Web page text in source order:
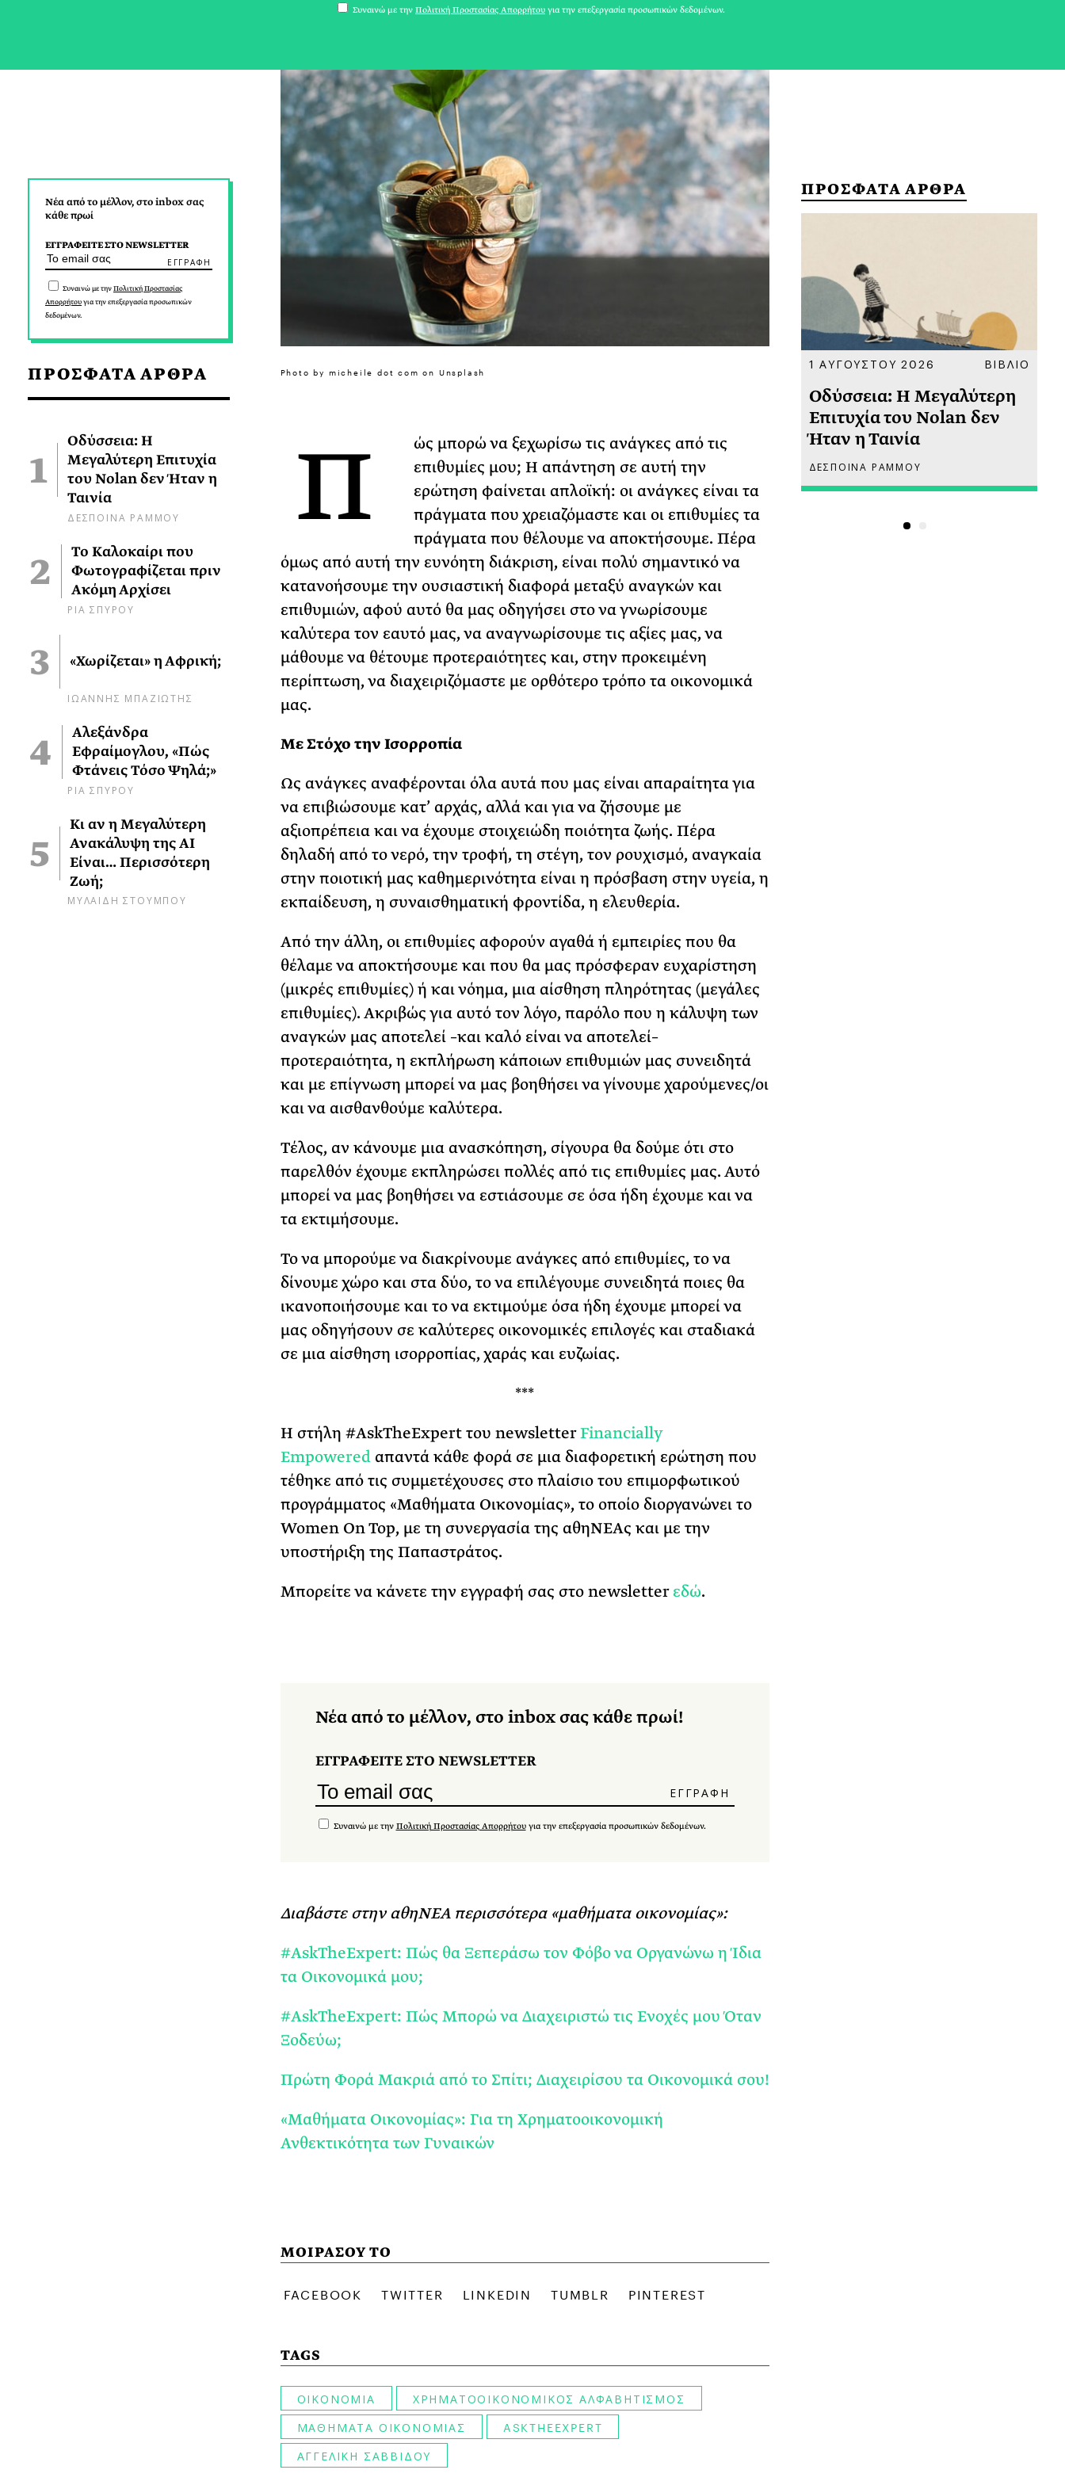
Νέα από το μέλλον, στο inbox σας
κάθε πρωί
ΕΓΓΡΑΦΕΙΤΕ ΣΤΟ NEWSLETTER
Συναινώ με τηνΠολιτική Προστασίας
Απορρήτουγια την επεξεργασία προσωπικών
δεδομένων.
ΠΡΟΣΦΑΤΑ ΑΡΘΡΑ
Οδύσσεια: Η
Μεγαλύτερη Επιτυχία
του Nolan δεν Ήταν η
Ταινία
ΔΕΣΠΟΙΝΑ ΡΑΜΜΟΥ
Το Καλοκαίρι που
Φωτογραφίζεται πριν
Ακόμη Αρχίσει
ΡΙΑ ΣΠΥΡΟΥ
«Χωρίζεται» η Αφρική;
ΙΩΑΝΝΗΣ ΜΠΑΖΙΩΤΗΣ
Αλεξάνδρα
Εφραίμογλου, «Πώς
Φτάνεις Τόσο Ψηλά;»
ΡΙΑ ΣΠΥΡΟΥ
Κι αν η Μεγαλύτερη
Ανακάλυψη της AI
Είναι… Περισσότερη
Ζωή;
ΜΥΛΑΙΔΗ ΣΤΟΥΜΠΟΥ
Photo by micheile dot com on Unsplash
Π
ώς μπορώ να ξεχωρίσω τις ανάγκες από τις
επιθυμίες μου; Η απάντηση σε αυτή την
ερώτηση φαίνεται απλοϊκή: οι ανάγκες είναι τα
πράγματα που χρειαζόμαστε και οι επιθυμίες τα
πράγματα που θέλουμε να αποκτήσουμε. Πέρα
όμως από αυτή την ευνόητη διάκριση, είναι πολύ σημαντικό να
κατανοήσουμε την ουσιαστική διαφορά μεταξύ αναγκών και
επιθυμιών, αφού αυτό θα μας οδηγήσει στο να γνωρίσουμε
καλύτερα τον εαυτό μας, να αναγνωρίσουμε τις αξίες μας, να
μάθουμε να θέτουμε προτεραιότητες και, στην προκειμένη
περίπτωση, να διαχειριζόμαστε με ορθότερο τρόπο τα οικονομικά
μας.
Με Στόχο την Ισορροπία
Ως ανάγκες αναφέρονται όλα αυτά που μας είναι απαραίτητα για
να επιβιώσουμε κατ’ αρχάς, αλλά και για να ζήσουμε με
αξιοπρέπεια και να έχουμε στοιχειώδη ποιότητα ζωής. Πέρα
δηλαδή από το νερό, την τροφή, τη στέγη, τον ρουχισμό, αναγκαία
στην ποιοτική μας καθημερινότητα είναι η πρόσβαση στην υγεία, η
εκπαίδευση, η συναισθηματική φροντίδα, η ελευθερία.
Από την άλλη, οι επιθυμίες αφορούν αγαθά ή εμπειρίες που θα
θέλαμε να αποκτήσουμε και που θα μας πρόσφεραν ευχαρίστηση
(μικρές επιθυμίες) ή και νόημα, μια αίσθηση πληρότητας (μεγάλες
επιθυμίες). Ακριβώς για αυτό τον λόγο, παρόλο που η κάλυψη των
αναγκών μας αποτελεί –και καλό είναι να αποτελεί–
προτεραιότητα, η εκπλήρωση κάποιων επιθυμιών μας συνειδητά
και με επίγνωση μπορεί να μας βοηθήσει να γίνουμε χαρούμενες/οι
και να αισθανθούμε καλύτερα.
Τέλος, αν κάνουμε μια ανασκόπηση, σίγουρα θα δούμε ότι στο
παρελθόν έχουμε εκπληρώσει πολλές από τις επιθυμίες μας. Αυτό
μπορεί να μας βοηθήσει να εστιάσουμε σε όσα ήδη έχουμε και να
τα εκτιμήσουμε.
Το να μπορούμε να διακρίνουμε ανάγκες από επιθυμίες, το να
δίνουμε χώρο και στα δύο, το να επιλέγουμε συνειδητά ποιες θα
ικανοποιήσουμε και το να εκτιμούμε όσα ήδη έχουμε μπορεί να
μας οδηγήσουν σε καλύτερες οικονομικές επιλογές και σταδιακά
σε μια αίσθηση ισορροπίας, χαράς και ευζωίας.
***
Η στήλη #AskTheExpert του newsletterFinancially
Empoweredαπαντά κάθε φορά σε μια διαφορετική ερώτηση που
τέθηκε από τις συμμετέχουσες στο πλαίσιο του επιμορφωτικού
προγράμματος «Μαθήματα Οικονομίας», το οποίο διοργανώνει το
Women On Top, με τη συνεργασία της αθηΝΕΑς και με την
υποστήριξη της Παπαστράτος.
Μπορείτε να κάνετε την εγγραφή σας στο newsletterεδώ.
Νέα από το μέλλον, στο inbox σας κάθε πρωί!
ΕΓΓΡΑΦΕΙΤΕ ΣΤΟ NEWSLETTER
Συναινώ με την Πολιτική Προστασίας Απορρήτουγια την επεξεργασία προσωπικών δεδομένων.
Διαβάστε στην αθηΝΕΑ περισσότερα «μαθήματα οικονομίας»:
#AskTheExpert: Πώς θα Ξεπεράσω τον Φόβο να Οργανώνω η Ίδια
τα Οικονομικά μου;
#AskTheExpert: Πώς Μπορώ να Διαχειριστώ τις Ενοχές μου Όταν
Ξοδεύω;
Πρώτη Φορά Μακριά από το Σπίτι; Διαχειρίσου τα Οικονομικά σου!
«Μαθήματα Οικονομίας»: Για τη Χρηματοοικονομική
Ανθεκτικότητα των Γυναικών
ΜΟΙΡΑΣΟΥ ΤΟ
TAGS
ΟΙΚΟΝΟΜΙΑ
ΧΡΗΜΑΤΟΟΙΚΟΝΟΜΙΚΟΣ ΑΛΦΑΒΗΤΙΣΜΟΣ
ΜΑΘΗΜΑΤΑ ΟΙΚΟΝΟΜΙΑΣ
ASKTHEEXPERT
ΑΓΓΕΛΙΚΗ ΣΑΒΒΙΔΟΥ
ΠΡΟΣΦΑΤΑ ΑΡΘΡΑ
Ακόμη Αρχίσει
ΡΙΑ ΣΠΥΡΟΥ
1 ΑΥΓΟΥΣΤΟΥ 2026 ΒΙΒΛΙΟ
Οδύσσεια: Η Μεγαλύτερη
Επιτυχία του Nolan δεν
Ήταν η Ταινία
ΔΕΣΠΟΙΝΑ ΡΑΜΜΟΥ
Συναινώ με την Πολιτική Προστασίας Απορρήτου για την επεξεργασία προσωπικών δεδομένων.